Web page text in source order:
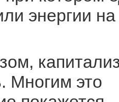
энергии на
Многим это